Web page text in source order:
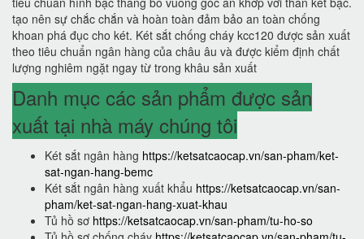
tạo nên sự chắc chắn và hoàn toàn đảm bảo an toàn chống
khoan phá đục cho két. Két sắt chống cháy kcc120 được sản xuất
theo tiêu chuẩn ngân hàng của châu âu và được kiểm định chất
lượng nghiêm ngặt ngay từ trong khâu sản xuất
Danh mục các sản phẩm được sản
xuất tại nhà máy chúng tôi
Két sắt ngân hàng https://ketsatcaocap.vn/san-pham/ket-
sat-ngan-hang-bemc
Két sắt ngân hàng xuất khẩu https://ketsatcaocap.vn/san-
pham/ket-sat-ngan-hang-xuat-khau
Tủ hồ sơ https://ketsatcaocap.vn/san-pham/tu-ho-so